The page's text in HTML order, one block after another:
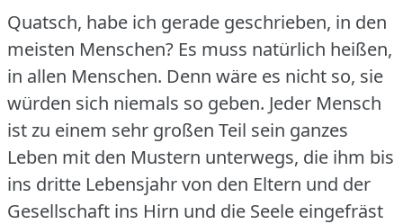
Quatsch, habe ich gerade geschrieben, in den
meisten Menschen? Es muss natürlich heißen,
in allen Menschen. Denn wäre es nicht so, sie
würden sich niemals so geben. Jeder Mensch
ist zu einem sehr großen Teil sein ganzes
Leben mit den Mustern unterwegs, die ihm bis
ins dritte Lebensjahr von den Eltern und der
Gesellschaft ins Hirn und die Seele eingefräst